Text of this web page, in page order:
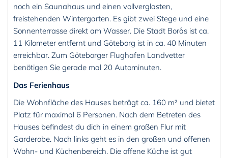
noch ein Saunahaus und einen vollverglasten,
freistehenden Wintergarten. Es gibt zwei Stege und eine
Sonnenterrasse direkt am Wasser. Die Stadt Borås ist ca.
11 Kilometer entfernt und Göteborg ist in ca. 40 Minuten
erreichbar. Zum Göteborger Flughafen Landvetter
benötigen Sie gerade mal 20 Autominuten.
Das Ferienhaus
Die Wohnfläche des Hauses beträgt ca. 160 m² und bietet
Platz für maximal 6 Personen. Nach dem Betreten des
Hauses befindest du dich in einem großen Flur mit
Garderobe. Nach links geht es in den großen und offenen
Wohn- und Küchenbereich. Die offene Küche ist gut